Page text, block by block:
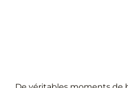
Cadeaux Personnalisés